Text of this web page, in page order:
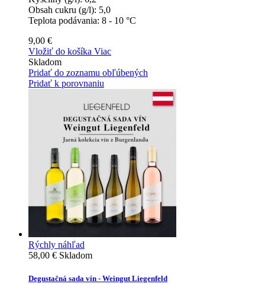
Obsah cukru (g/l): 5,0
Teplota podávania: 8 - 10 °C
9,00 €
Vložiť do košíka Viac
Skladom
Pridať do zoznamu obľúbených
Pridať k porovnaniu
Rýchly náhľad
58,00 € Skladom
Degustačná sada vín - Weingut Liegenfeld